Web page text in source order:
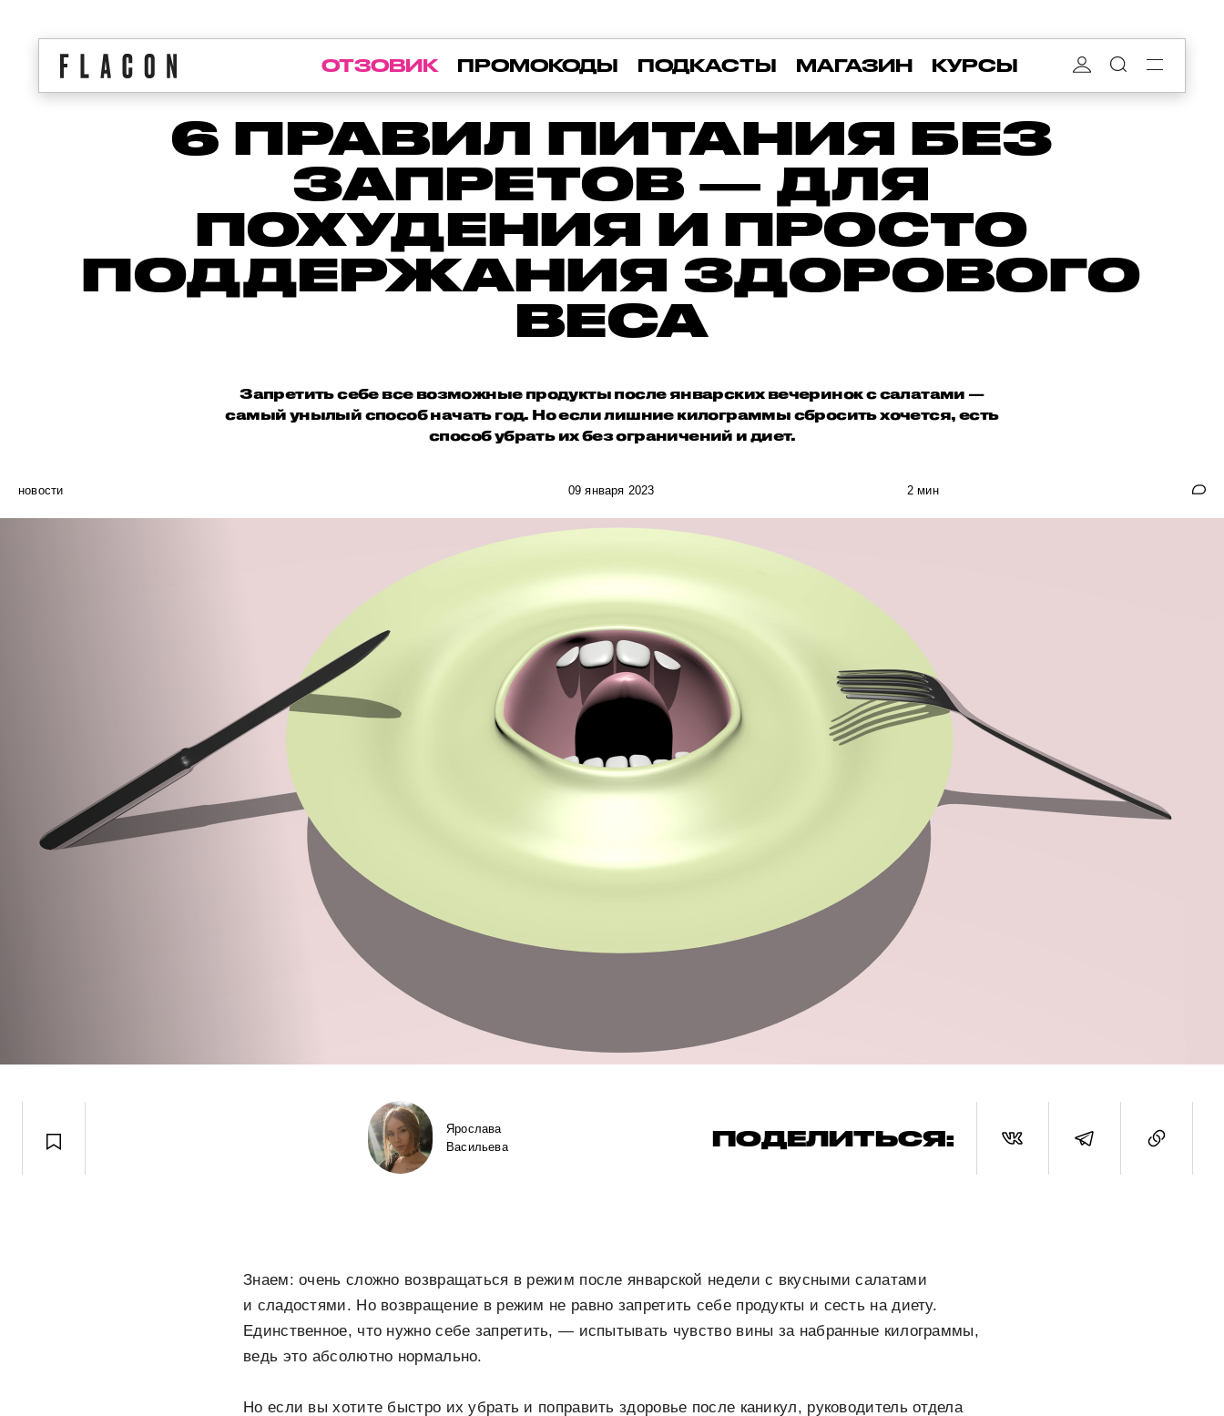
ОТЗОВИК ПРОМОКОДЫ ПОДКАСТЫ МАГАЗИН КУРСЫ
6 ПРАВИЛ ПИТАНИЯ БЕЗ
ЗАПРЕТОВ — ДЛЯ
ПОХУДЕНИЯ И ПРОСТО
ПОДДЕРЖАНИЯ ЗДОРОВОГО
ВЕСА
Запретить себе все возможные продукты после январских вечеринок с салатами —
самый унылый способ начать год. Но если лишние килограммы сбросить хочется, есть
способ убрать их без ограничений и диет.
новости 09 января 2023 2 мин
Ярослава
Васильева
ПОДЕЛИТЬСЯ:
Знаем: очень сложно возвращаться в режим после январской недели с вкусными салатами
и сладостями. Но возвращение в режим не равно запретить себе продукты и сесть на диету.
Единственное, что нужно себе запретить, — испытывать чувство вины за набранные килограммы,
ведь это абсолютно нормально.
Но если вы хотите быстро их убрать и поправить здоровье после каникул, руководитель отдела